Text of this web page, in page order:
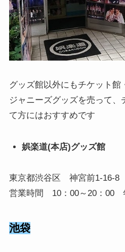
グッズ館以外にもチケット館
ジャニーズグッズを売って、
て方にはおすすめです
娯楽道(本店)グッズ館
東京都渋谷区 神宮前1-16-8
営業時間 10：00～20：00
池袋